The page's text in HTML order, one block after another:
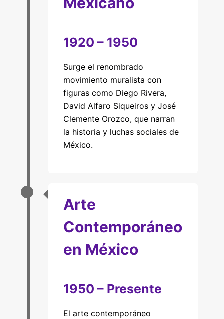
1920 – 1950
Surge el renombrado
movimiento muralista con
figuras como Diego Rivera,
David Alfaro Siqueiros y José
Clemente Orozco, que narran
la historia y luchas sociales de
México.
Arte
Contemporáneo
en México
1950 – Presente
El arte contemporáneo